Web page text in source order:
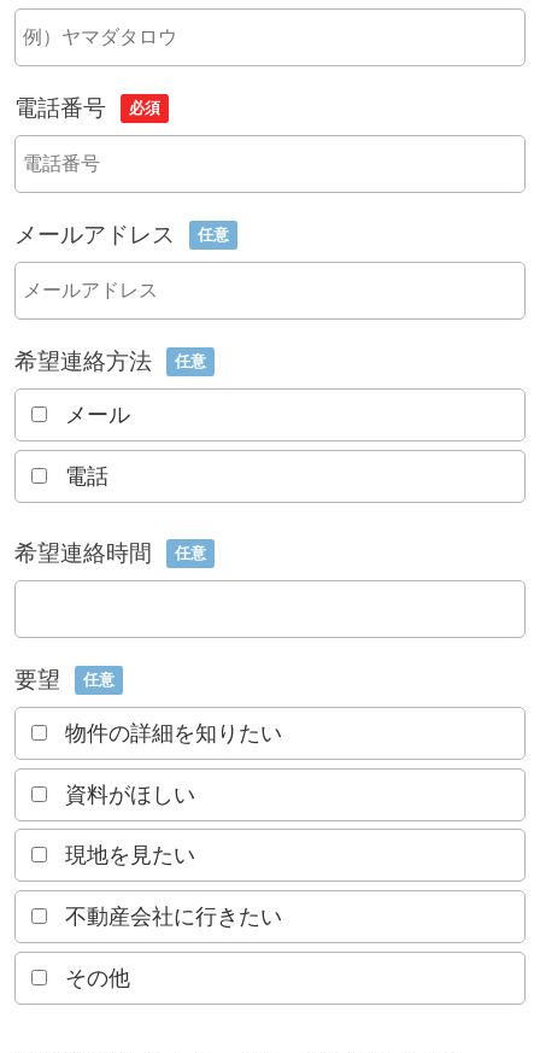
電話番号 必須
メールアドレス 任意
希望連絡方法 任意
メール
電話
希望連絡時間 任意
要望 任意
物件の詳細を知りたい
資料がほしい
現地を見たい
不動産会社に行きたい
その他